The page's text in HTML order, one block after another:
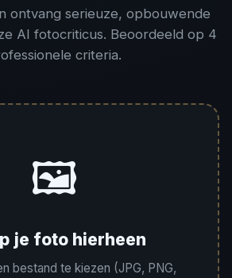
ontvang serieuze, opbouwende
AI fotocriticus. Beoordeeld op 4
criteria.
🖼️
je foto hierheen
bestand te kiezen (JPG, PNG,